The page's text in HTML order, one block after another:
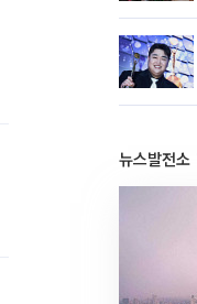
뉴스발전소